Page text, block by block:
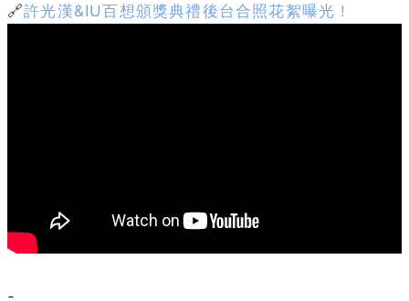
🔗許光漢&IU百想頒獎典禮後台合照花絮曝光！
-